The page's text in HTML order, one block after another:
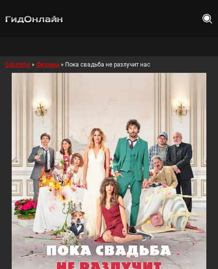
Gidonline » Фильмы » Пока свадьба не разлучит нас